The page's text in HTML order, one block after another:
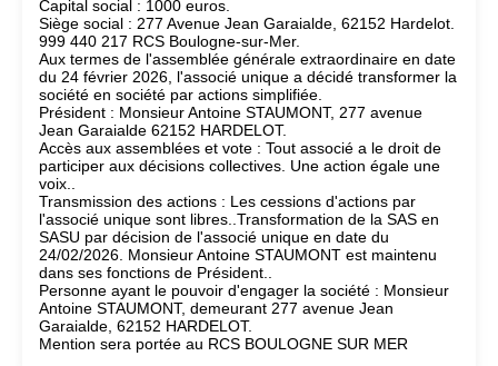
Capital social : 1000 euros.
Siège social : 277 Avenue Jean Garaialde, 62152 Hardelot.
999 440 217 RCS Boulogne-sur-Mer.
Aux termes de l'assemblée générale extraordinaire en date
du 24 février 2026, l'associé unique a décidé transformer la
société en société par actions simplifiée.
Président : Monsieur Antoine STAUMONT, 277 avenue
Jean Garaialde 62152 HARDELOT.
Accès aux assemblées et vote : Tout associé a le droit de
participer aux décisions collectives. Une action égale une
voix..
Transmission des actions : Les cessions d'actions par
l'associé unique sont libres..Transformation de la SAS en
SASU par décision de l'associé unique en date du
24/02/2026. Monsieur Antoine STAUMONT est maintenu
dans ses fonctions de Président..
Personne ayant le pouvoir d'engager la société : Monsieur
Antoine STAUMONT, demeurant 277 avenue Jean
Garaialde, 62152 HARDELOT.
Mention sera portée au RCS BOULOGNE SUR MER